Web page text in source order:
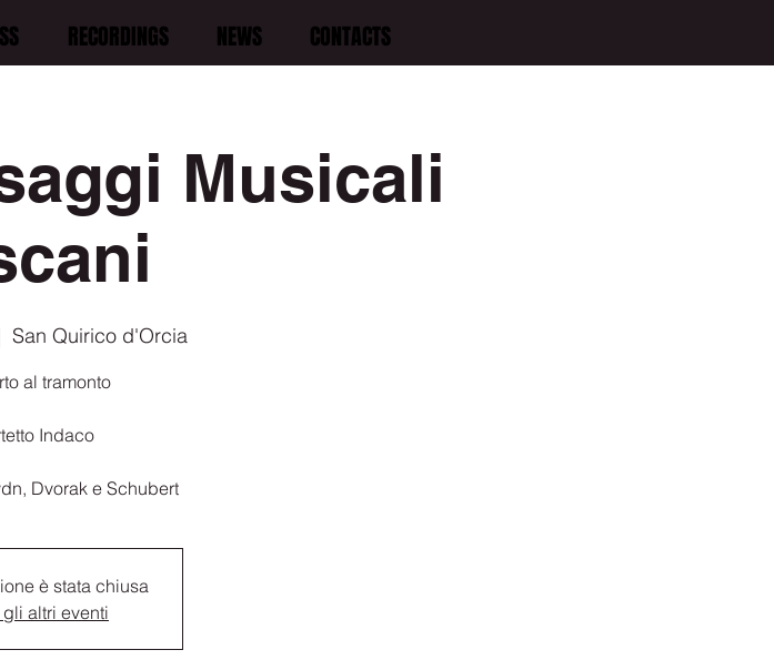
RECORDINGS NEWS CONTACTS
Musicali
San Quirico d'Orcia
al tramonto
Indaco
Dvorak e Schubert
è stata chiusa
altri eventi